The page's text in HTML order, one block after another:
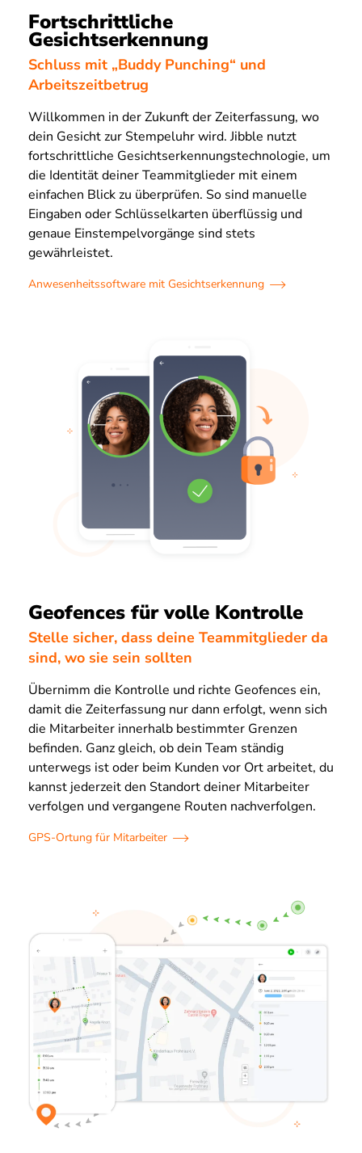
Fortschrittliche
Gesichtserkennung
Schluss mit „Buddy Punching“ und
Arbeitszeitbetrug
Willkommen in der Zukunft der Zeiterfassung, wo
dein Gesicht zur Stempeluhr wird. Jibble nutzt
fortschrittliche Gesichtserkennungstechnologie, um
die Identität deiner Teammitglieder mit einem
einfachen Blick zu überprüfen. So sind manuelle
Eingaben oder Schlüsselkarten überflüssig und
genaue Einstempelvorgänge sind stets
gewährleistet.
Anwesenheitssoftware mit Gesichtserkennung
Geofences für volle Kontrolle
Stelle sicher, dass deine Teammitglieder da
sind, wo sie sein sollten
Übernimm die Kontrolle und richte Geofences ein,
damit die Zeiterfassung nur dann erfolgt, wenn sich
die Mitarbeiter innerhalb bestimmter Grenzen
befinden. Ganz gleich, ob dein Team ständig
unterwegs ist oder beim Kunden vor Ort arbeitet, du
kannst jederzeit den Standort deiner Mitarbeiter
verfolgen und vergangene Routen nachverfolgen.
GPS-Ortung für Mitarbeiter